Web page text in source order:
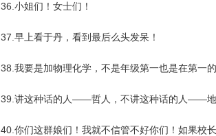
36.小姐们！女士们！
37.早上看于丹，看到最后么头发呆！
38.我要是加物理化学，不是年级第一也是在第一的
39.讲这种话的人——哲人，不讲这种话的人——地
40.你们这群娘们！我就不信管不好你们！如果校